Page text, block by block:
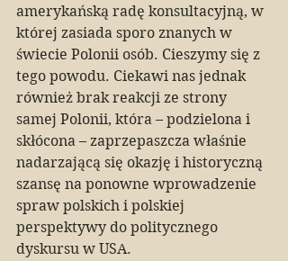
amerykańską radę konsultacyjną, w
której zasiada sporo znanych w
świecie Polonii osób. Cieszymy się z
tego powodu. Ciekawi nas jednak
również brak reakcji ze strony
samej Polonii, która – podzielona i
skłócona – zaprzepaszcza właśnie
nadarzającą się okazję i historyczną
szansę na ponowne wprowadzenie
spraw polskich i polskiej
perspektywy do politycznego
dyskursu w USA.